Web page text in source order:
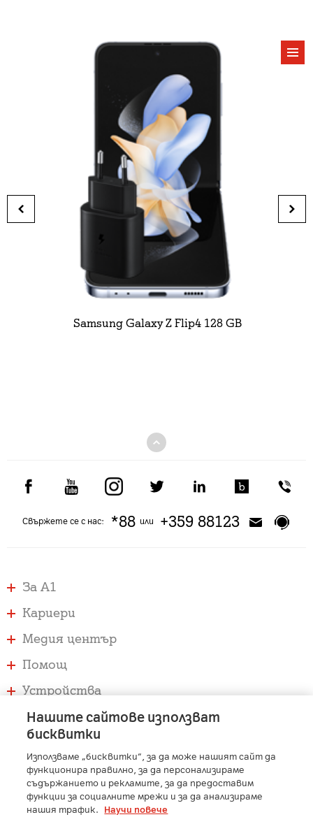
Samsung Galaxy Z Flip4 128 GB
Свържете се с нас: *88или +359 88123
За А1
Кариери
Медия център
Помощ
Устройства
Услуги
A1 Austria - A1 Croatia - A1 Serbia - A1 Belarus
A1 Bulgaria
- A1 Macedonia - A1 Slovenia
A1 Digital
- Member of A1 Group
Нашите сайтове използват
бисквитки
Използваме „бисквитки“, за да може нашият сайт да
функционира правилно, за да персонализираме
съдържанието и рекламите, за да предоставим
функции за социалните мрежи и за да анализираме
нашия трафик.
Научи повече